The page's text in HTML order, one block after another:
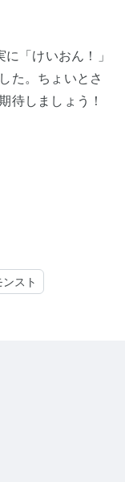
「けいおん！」
た。ちょいとさ
待しましょう！
スト